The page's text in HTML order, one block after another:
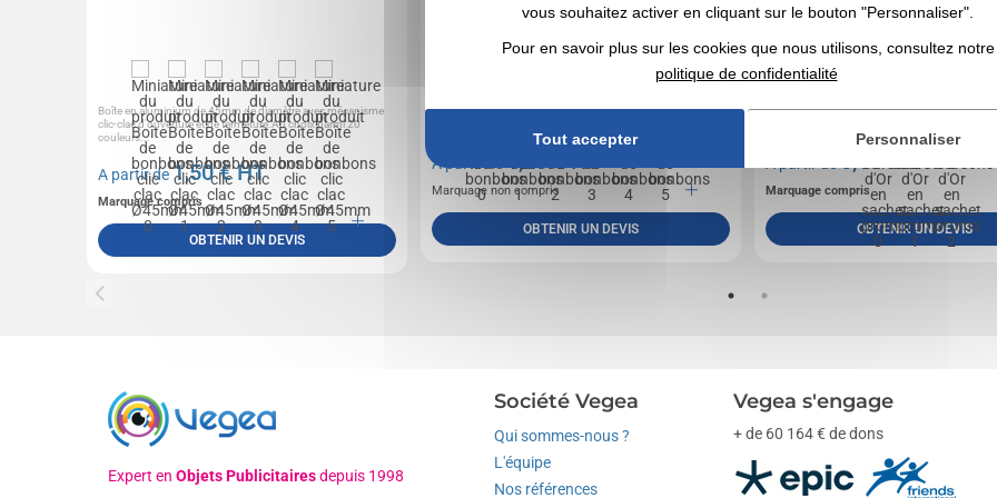
Boîte en aluminium de 45mm de diamètre avec mécanisme
clic-clac d'ouverture et de fermeture.Au choix parmi 20
couleurs...
A partir de1,50€ HT
Marquage compris
OBTENIR UN DEVIS
En un seul clic, vous pouvez ouvrir cette boîte de bonbons à
A partir de 1,23€ HT
Marquage non compris
OBTENIR UN DEVIS
Les petits oursons gélifiés multicolores et
0,18€ HT
Marquage compris
OBTENIR UN DEVIS
Expert en Objets Publicitairesdepuis 1998
Société Vegea
Qui sommes-nous ?
L'équipe
Nos références
Vegea s'engage
+ de 60 164 € de dons
vous souhaitez activer en cliquant sur le bouton "Personnaliser".
Pour en savoir plus sur les cookies que nous utilisons, consultez notre
politique de confidentialité
Tout accepter Personnaliser